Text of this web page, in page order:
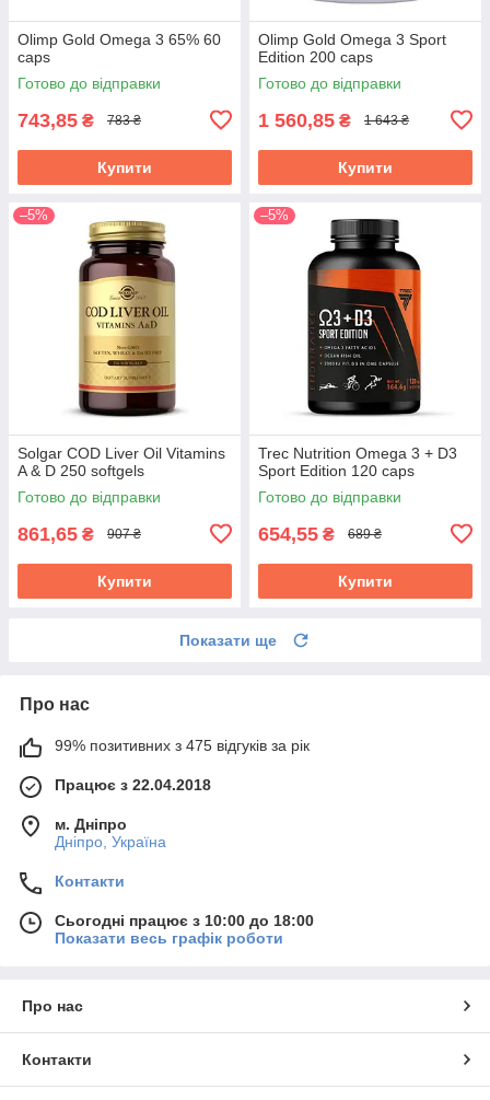
Olimp Gold Omega 3 65% 60
caps
Готово до відправки
743,85 ₴ 783 ₴
Купити
Olimp Gold Omega 3 Sport
Edition 200 caps
Готово до відправки
1 560,85 ₴ 1 643 ₴
Купити
–5%
Solgar COD Liver Oil Vitamins
A & D 250 softgels
Готово до відправки
861,65 ₴ 907 ₴
Купити
–5%
Trec Nutrition Omega 3 + D3
Sport Edition 120 caps
Готово до відправки
654,55 ₴ 689 ₴
Купити
Показати ще
Про нас
99% позитивних з 475 відгуків за рік
Працює з 22.04.2018
м. Дніпро
Дніпро, Україна
Контакти
Сьогодні працює з 10:00 до 18:00
Показати весь графік роботи
Про нас
Контакти